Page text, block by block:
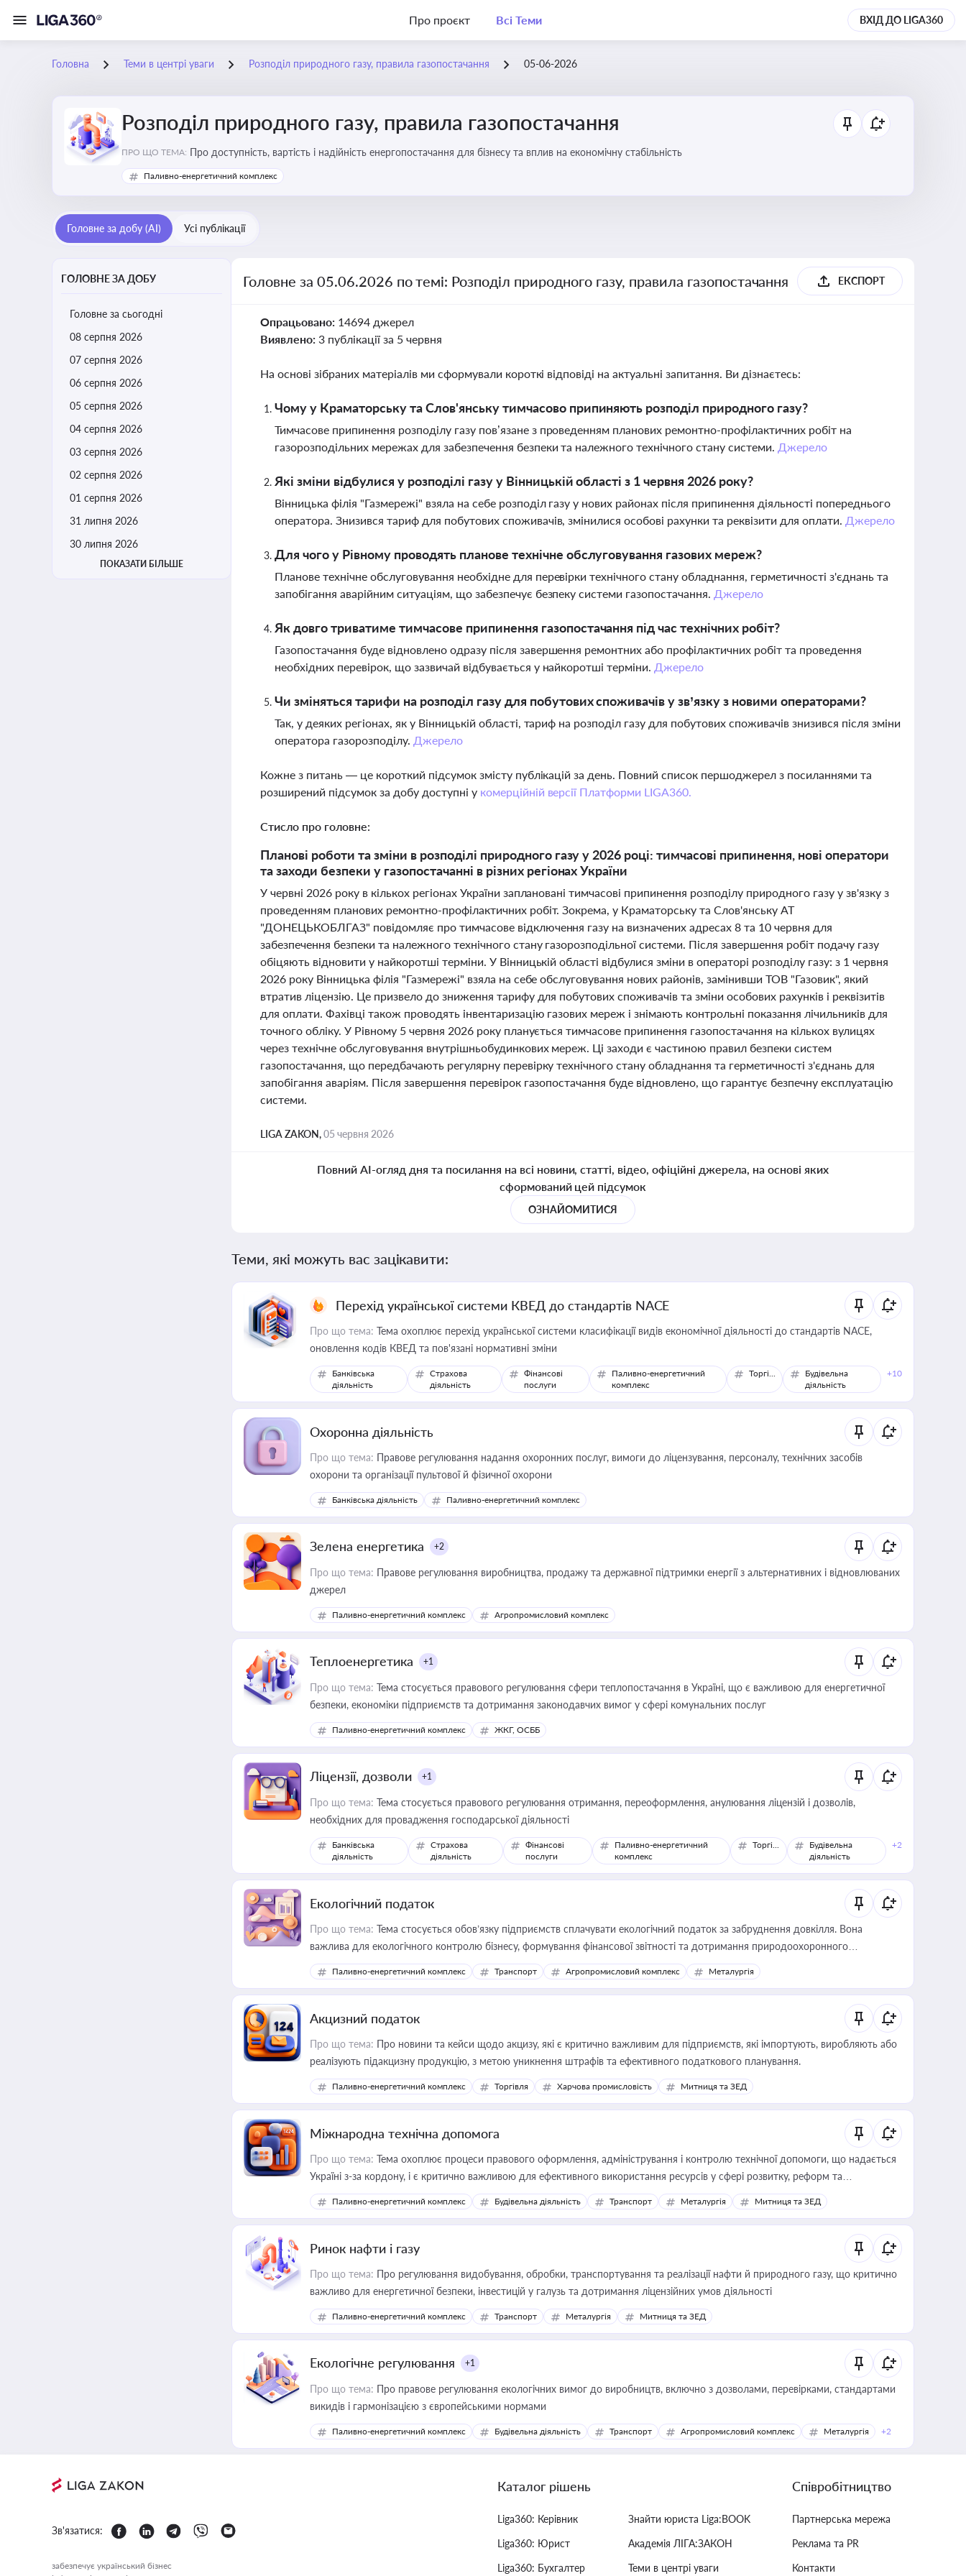
Про проєкт Всі Теми ВХІД ДО LIGA360
Головна Теми в центрі уваги Розподіл природного газу, правила газопостачання 05-06-2026
Розподіл природного газу, правила газопостачання
ПРО ЩО ТЕМА: Про доступність, вартість і надійність енергопостачання для бізнесу та вплив на економічну стабільність
Паливно-енергетичний комплекс
Головне за добу (AI) Усі публікації
ГОЛОВНЕ ЗА ДОБУ
Головне за сьогодні
08 серпня 2026
07 серпня 2026
06 серпня 2026
05 серпня 2026
04 серпня 2026
03 серпня 2026
02 серпня 2026
01 серпня 2026
31 липня 2026
30 липня 2026
ПОКАЗАТИ БІЛЬШЕ
Головне за 05.06.2026 по темі: Розподіл природного газу, правила газопостачання ЕКСПОРТ
Опрацьовано: 14694 джерел
Виявлено: 3 публікації за 5 червня
На основі зібраних матеріалів ми сформували короткі відповіді на актуальні запитання. Ви дізнаєтесь:
Чому у Краматорську та Слов'янську тимчасово припиняють розподіл природного газу?
Тимчасове припинення розподілу газу пов’язане з проведенням планових ремонтно-профілактичних робіт на
газорозподільних мережах для забезпечення безпеки та належного технічного стану системи. Джерело
Які зміни відбулися у розподілі газу у Вінницькій області з 1 червня 2026 року?
Вінницька філія "Газмережі" взяла на себе розподіл газу у нових районах після припинення діяльності попереднього
оператора. Знизився тариф для побутових споживачів, змінилися особові рахунки та реквізити для оплати. Джерело
Для чого у Рівному проводять планове технічне обслуговування газових мереж?
Планове технічне обслуговування необхідне для перевірки технічного стану обладнання, герметичності з'єднань та
запобігання аварійним ситуаціям, що забезпечує безпеку системи газопостачання. Джерело
Як довго триватиме тимчасове припинення газопостачання під час технічних робіт?
Газопостачання буде відновлено одразу після завершення ремонтних або профілактичних робіт та проведення
необхідних перевірок, що зазвичай відбувається у найкоротші терміни. Джерело
Чи зміняться тарифи на розподіл газу для побутових споживачів у зв’язку з новими операторами?
Так, у деяких регіонах, як у Вінницькій області, тариф на розподіл газу для побутових споживачів знизився після зміни
оператора газорозподілу. Джерело
Кожне з питань — це короткий підсумок змісту публікацій за день. Повний список першоджерел з посиланнями та
розширений підсумок за добу доступні у комерційній версії Платформи LIGA360.
Стисло про головне:
Планові роботи та зміни в розподілі природного газу у 2026 році: тимчасові припинення, нові оператори
та заходи безпеки у газопостачанні в різних регіонах України
У червні 2026 року в кількох регіонах України заплановані тимчасові припинення розподілу природного газу у зв'язку з
проведенням планових ремонтно-профілактичних робіт. Зокрема, у Краматорську та Слов'янську АТ
"ДОНЕЦЬКОБЛГАЗ" повідомляє про тимчасове відключення газу на визначених адресах 8 та 10 червня для
забезпечення безпеки та належного технічного стану газорозподільної системи. Після завершення робіт подачу газу
обіцяють відновити у найкоротші терміни. У Вінницькій області відбулися зміни в операторі розподілу газу: з 1 червня
2026 року Вінницька філія "Газмережі" взяла на себе обслуговування нових районів, замінивши ТОВ "Газовик", який
втратив ліцензію. Це призвело до зниження тарифу для побутових споживачів та зміни особових рахунків і реквізитів
для оплати. Фахівці також проводять інвентаризацію газових мереж і знімають контрольні показання лічильників для
точного обліку. У Рівному 5 червня 2026 року планується тимчасове припинення газопостачання на кількох вулицях
через технічне обслуговування внутрішньобудинкових мереж. Ці заходи є частиною правил безпеки систем
газопостачання, що передбачають регулярну перевірку технічного стану обладнання та герметичності з'єднань для
запобігання аваріям. Після завершення перевірок газопостачання буде відновлено, що гарантує безпечну експлуатацію
системи.
LIGA ZAKON,05 червня 2026
Повний AI-огляд дня та посилання на всі новини, статті, відео, офіційні джерела, на основі яких
сформований цей підсумок
ОЗНАЙОМИТИСЯ
Теми, які можуть вас зацікавити:
Перехід української системи КВЕД до стандартів NACE
Про що тема: Тема охоплює перехід української системи класифікації видів економічної діяльності до стандартів NACE,
оновлення кодів КВЕД та пов'язані нормативні зміни
Банківська
діяльність
Страхова
діяльність
Фінансові
послуги
Паливно-енергетичний
комплекс
Торгівля
Будівельна
діяльність
+10
Охоронна діяльність
Про що тема: Правове регулювання надання охоронних послуг, вимоги до ліцензування, персоналу, технічних засобів
охорони та організації пультової й фізичної охорони
Банківська діяльність Паливно-енергетичний комплекс
Зелена енергетика +2
Про що тема: Правове регулювання виробництва, продажу та державної підтримки енергії з альтернативних і відновлюваних
джерел
Паливно-енергетичний комплекс Агропромисловий комплекс
Теплоенергетика +1
Про що тема: Тема стосується правового регулювання сфери теплопостачання в Україні, що є важливою для енергетичної
безпеки, економіки підприємств та дотримання законодавчих вимог у сфері комунальних послуг
Паливно-енергетичний комплекс ЖКГ, ОСББ
Ліцензії, дозволи +1
Про що тема: Тема стосується правового регулювання отримання, переоформлення, анулювання ліцензій і дозволів,
необхідних для провадження господарської діяльності
Банківська
діяльність
Страхова
діяльність
Фінансові
послуги
Паливно-енергетичний
комплекс
Торгівля
Будівельна
діяльність
+2
Екологічний податок
Про що тема: Тема стосується обов’язку підприємств сплачувати екологічний податок за забруднення довкілля. Вона
важлива для екологічного контролю бізнесу, формування фінансової звітності та дотримання природоохоронного
законодавства
Паливно-енергетичний комплекс Транспорт Агропромисловий комплекс Металургія
Акцизний податок
Про що тема: Про новини та кейси щодо акцизу, які є критично важливим для підприємств, які імпортують, виробляють або
реалізують підакцизну продукцію, з метою уникнення штрафів та ефективного податкового планування.
Паливно-енергетичний комплекс Торгівля Харчова промисловість Митниця та ЗЕД
Міжнародна технічна допомога
Про що тема: Тема охоплює процеси правового оформлення, адміністрування і контролю технічної допомоги, що надається
Україні з-за кордону, і є критично важливою для ефективного використання ресурсів у сфері розвитку, реформ та
інфраструктурних проєктів
Паливно-енергетичний комплекс Будівельна діяльність Транспорт Металургія Митниця та ЗЕД
Ринок нафти і газу
Про що тема: Про регулювання видобування, обробки, транспортування та реалізації нафти й природного газу, що критично
важливо для енергетичної безпеки, інвестицій у галузь та дотримання ліцензійних умов діяльності
Паливно-енергетичний комплекс Транспорт Металургія Митниця та ЗЕД
Екологічне регулювання +1
Про що тема: Про правове регулювання екологічних вимог до виробництв, включно з дозволами, перевірками, стандартами
викидів і гармонізацією з європейськими нормами
Паливно-енергетичний комплекс Будівельна діяльність Транспорт Агропромисловий комплекс Металургія +2
Зв'язатися:
забезпечує український бізнес
Каталог рішень
Liga360: Керівник
Liga360: Юрист
Liga360: Бухгалтер
Знайти юриста Liga:BOOK
Академія ЛІГА:ЗАКОН
Теми в центрі уваги
Співробітництво
Партнерська мережа
Реклама та PR
Контакти